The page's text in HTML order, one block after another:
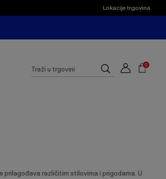
Lokacije trgovina
Suggested
site
content
Traži
u
0
prilagođava različitim stilovima i prigodama. U